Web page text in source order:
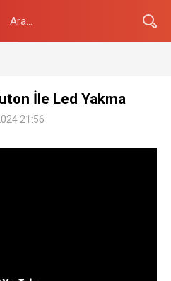
İle Led Yakma
21:56